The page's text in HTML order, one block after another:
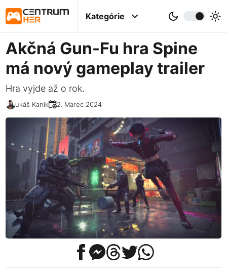
Kategórie
Akčná Gun-Fu hra Spine
má nový gameplay trailer
Hra vyjde až o rok.
Lukáš Kanik 22. Marec 2024